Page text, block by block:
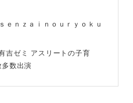
ｅｎｚａｉｎｏｕｒｙｏｋｕ
吉ゼミ アスリートの子育
数出演